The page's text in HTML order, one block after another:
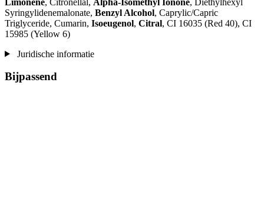
Syringylidenemalonate, Benzyl Alcohol, Caprylic/Capric
Triglyceride, Cumarin, Isoeugenol, Citral, CI 16035 (Red 40), CI
15985 (Yellow 6)
Juridische informatie
Bijpassend